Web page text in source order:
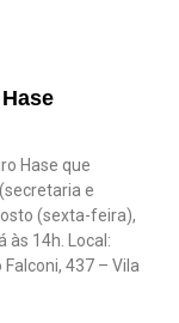
Hase que
e
(sexta-feira),
às 14h. Local:
437 – Vila